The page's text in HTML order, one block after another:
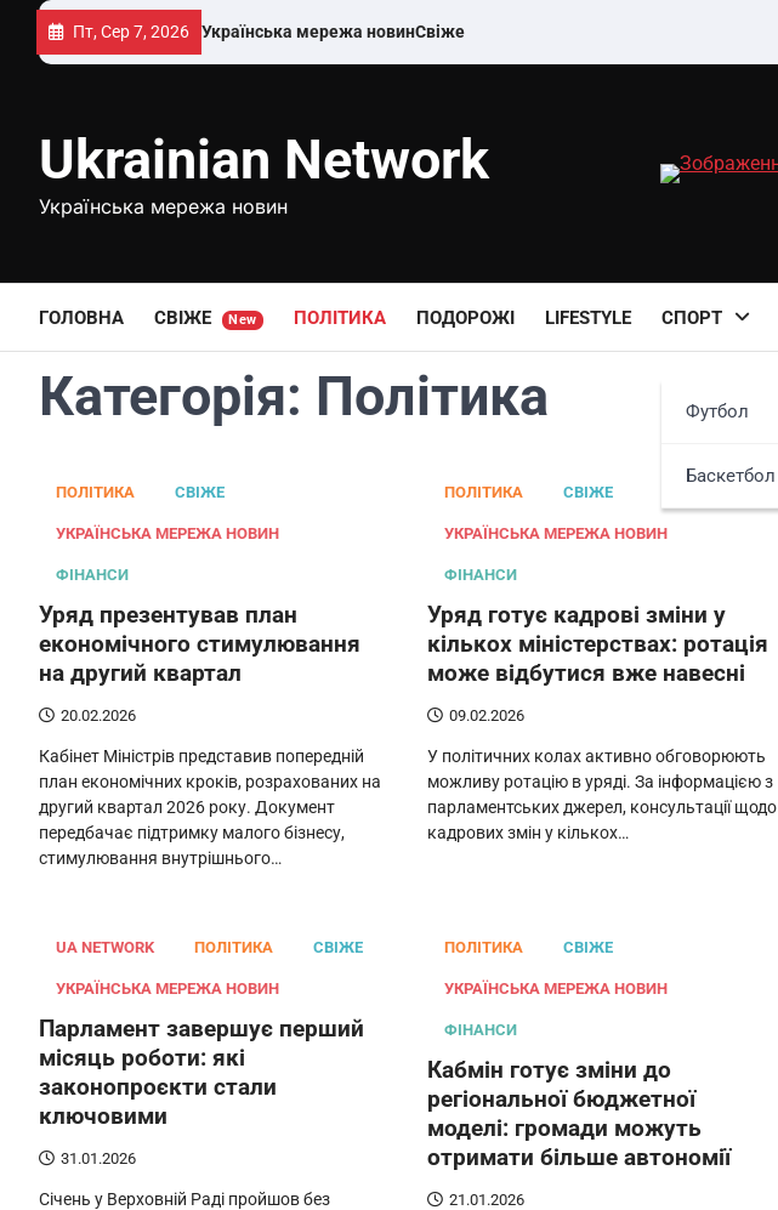
Перейти
вмісту
Пт, Сер 7, 2026 Українська мережа новинСвіже
Ukrainian Network
Українська мережа новин
ГОЛОВНА СВІЖЕ New ПОЛІТИКА ПОДОРОЖІ LIFESTYLE СПОРТ
Футбол
Баскетбол
Категорія: Політика
ПОЛІТИКА СВІЖЕ
УКРАЇНСЬКА МЕРЕЖА НОВИН
ФІНАНСИ
Уряд презентував план
економічного стимулювання
на другий квартал
20.02.2026
Кабінет Міністрів представив попередній
план економічних кроків, розрахованих на
другий квартал 2026 року. Документ
передбачає підтримку малого бізнесу,
стимулювання внутрішнього…
ПОЛІТИКА СВІЖЕ
УКРАЇНСЬКА МЕРЕЖА НОВИН
ФІНАНСИ
Уряд готує кадрові зміни у
кількох міністерствах: ротація
може відбутися вже навесні
09.02.2026
У політичних колах активно обговорюють
можливу ротацію в уряді. За інформацією з
парламентських джерел, консультації щодо
кадрових змін у кількох…
UA NETWORK ПОЛІТИКА СВІЖЕ
УКРАЇНСЬКА МЕРЕЖА НОВИН
Парламент завершує перший
місяць роботи: які
законопроєкти стали
ключовими
31.01.2026
Січень у Верховній Раді пройшов без
ПОЛІТИКА СВІЖЕ
УКРАЇНСЬКА МЕРЕЖА НОВИН
ФІНАНСИ
Кабмін готує зміни до
регіональної бюджетної
моделі: громади можуть
отримати більше автономії
21.01.2026